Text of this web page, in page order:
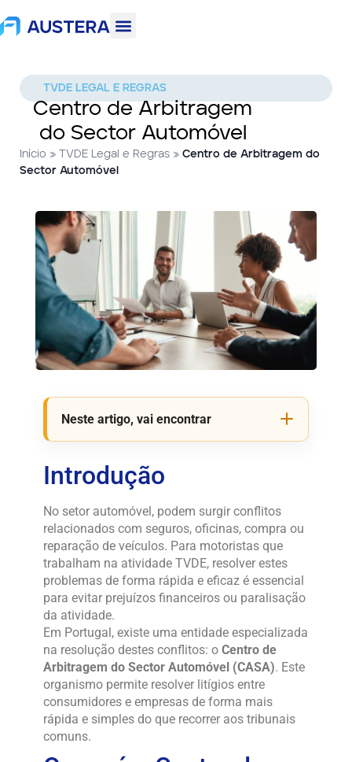
TVDE LEGAL E REGRAS
Centro de Arbitragem
do Sector Automóvel
Início » TVDE Legal e Regras » Centro de Arbitragem do
Sector Automóvel
Neste artigo, vai encontrar
Introdução
No setor automóvel, podem surgir conflitos
relacionados com seguros, oficinas, compra ou
reparação de veículos. Para motoristas que
trabalham na atividade TVDE, resolver estes
problemas de forma rápida e eficaz é essencial
para evitar prejuízos financeiros ou paralisação
da atividade.
Em Portugal, existe uma entidade especializada
na resolução destes conflitos: o Centro de
Arbitragem do Sector Automóvel (CASA). Este
organismo permite resolver litígios entre
consumidores e empresas de forma mais
rápida e simples do que recorrer aos tribunais
comuns.